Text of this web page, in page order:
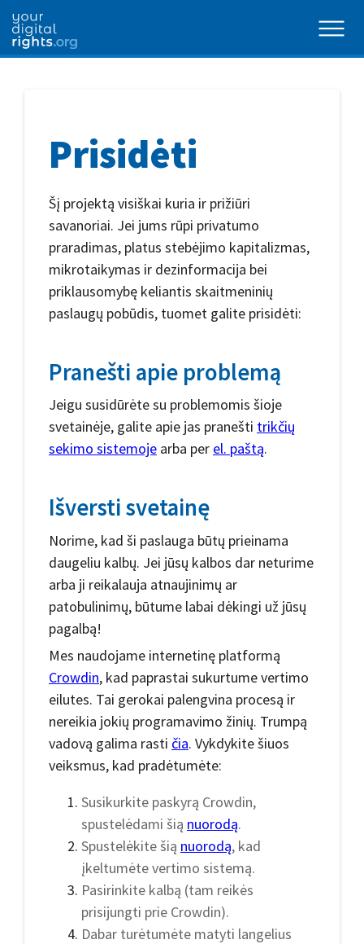
Prisidėti
Šį projektą visiškai kuria ir prižiūri
savanoriai. Jei jums rūpi privatumo
praradimas, platus stebėjimo kapitalizmas,
mikrotaikymas ir dezinformacija bei
priklausomybę keliantis skaitmeninių
paslaugų pobūdis, tuomet galite prisidėti:
Pranešti apie problemą
Jeigu susidūrėte su problemomis šioje
svetainėje, galite apie jas pranešti trikčių
sekimo sistemoje arba per el. paštą.
Išversti svetainę
Norime, kad ši paslauga būtų prieinama
daugeliu kalbų. Jei jūsų kalbos dar neturime
arba ji reikalauja atnaujinimų ar
patobulinimų, būtume labai dėkingi už jūsų
pagalbą!
Mes naudojame internetinę platformą
Crowdin, kad paprastai sukurtume vertimo
eilutes. Tai gerokai palengvina procesą ir
nereikia jokių programavimo žinių. Trumpą
vadovą galima rasti čia. Vykdykite šiuos
veiksmus, kad pradėtumėte:
Susikurkite paskyrą Crowdin,
spustelėdami šią nuorodą.
Spustelėkite šią nuorodą, kad
įkeltumėte vertimo sistemą.
Pasirinkite kalbą (tam reikės
prisijungti prie Crowdin).
Dabar turėtumėte matyti langelius